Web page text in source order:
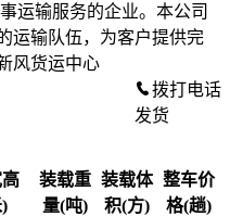
运输服务的企业。本公司
运输队伍，为客户提供完
风货运中心
拨打电话
发货
装载重
量(吨)
装载体
积(方)
整车价
格(趟)